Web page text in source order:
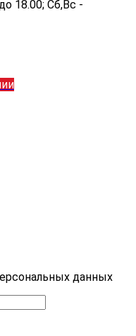
18.00; Сб,Вс -
данных